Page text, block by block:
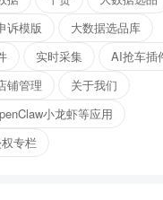
诉模版
大数据选品库
实时采集 AI抢车插
铺管理
关于我们
小龙虾等应用
专栏